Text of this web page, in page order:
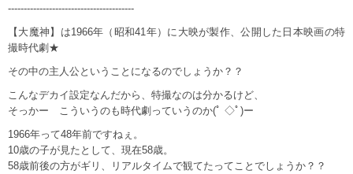
----------------------------------------
【大魔神】は1966年（昭和41年）に大映が製作、公開した日本映画の特
撮時代劇★
その中の主人公ということになるのでしょうか？？
こんなデカイ設定なんだから、特撮なのは分かるけど、
そっかー こういうのも時代劇っていうのか(ﾟ ◇ﾟ)ー
1966年って48年前ですねぇ。
10歳の子が見たとして、現在58歳。
58歳前後の方がギリ、リアルタイムで観てたってことでしょうか？？